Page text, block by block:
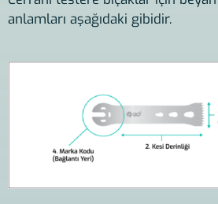
anlamları aşağıdaki gibidir.